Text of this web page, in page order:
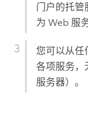
门户的托管
为 Web 服
您可以从任
各项服务，
服务器）。